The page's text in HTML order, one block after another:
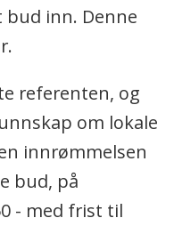
inn. Denne
referenten, og
om lokale
innrømmelsen
bud, på
- med frist til